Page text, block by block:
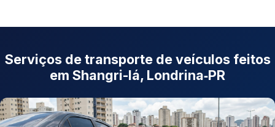
Serviços de transporte de veículos feitos
em Shangri-lá, Londrina‑PR